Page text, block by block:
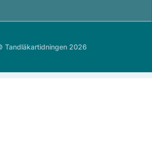
Tandläkartidningen 2026